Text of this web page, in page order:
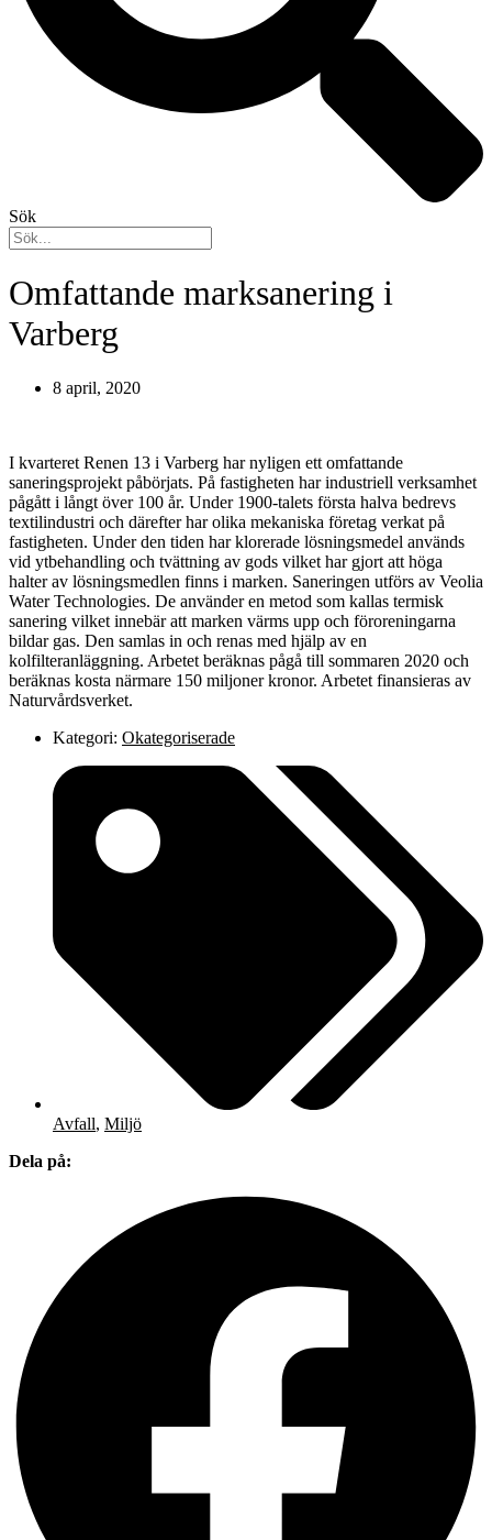
Sök
Omfattande marksanering i
Varberg
8 april, 2020
I kvarteret Renen 13 i Varberg har nyligen ett omfattande
saneringsprojekt påbörjats. På fastigheten har industriell verksamhet
pågått i långt över 100 år. Under 1900-talets första halva bedrevs
textilindustri och därefter har olika mekaniska företag verkat på
fastigheten. Under den tiden har klorerade lösningsmedel används
vid ytbehandling och tvättning av gods vilket har gjort att höga
halter av lösningsmedlen finns i marken. Saneringen utförs av Veolia
Water Technologies. De använder en metod som kallas termisk
sanering vilket innebär att marken värms upp och föroreningarna
bildar gas. Den samlas in och renas med hjälp av en
kolfilteranläggning. Arbetet beräknas pågå till sommaren 2020 och
beräknas kosta närmare 150 miljoner kronor. Arbetet finansieras av
Naturvårdsverket.
Kategori: Okategoriserade
Avfall, Miljö
Dela på: